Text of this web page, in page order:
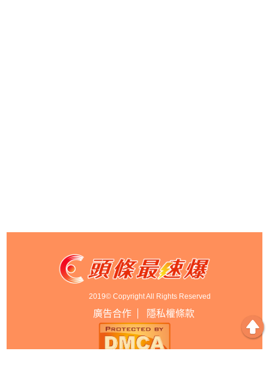
2019© Copyright All Rights Reserved
廣告合作 隱私權條款